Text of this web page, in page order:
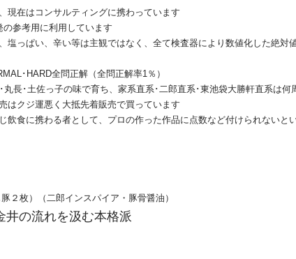
現在はコンサルティングに携わっています
の参考用に利用しています
塩っぱい、辛い等は主観ではなく、全て検査器により数値化した絶
･HARD全問正解（全問正解率1％）
丸長･土佐っ子の味で育ち、家系直系･二郎直系･東池袋大勝軒直系は何
はクジ運悪く大抵先着販売で買っています
飲食に携わる者として、プロの作った作品に点数など付けられないと
２枚）（二郎インスパイア・豚骨醤油）
井の流れを汲む本格派